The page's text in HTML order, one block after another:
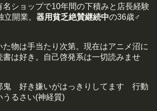
名ショップで10年間の下積みと店長経験
開業。 器用貧乏絶賛継続中の36歳♂
た物は手当たり次第。現在はアニメ沼に
書は好き。自己啓発系は一切読みませ
好き嫌いがはっきりしてます 行動
るさい(神経質)